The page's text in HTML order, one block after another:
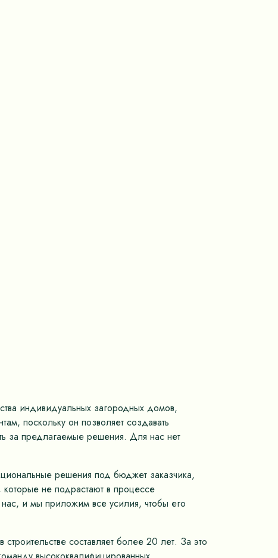
индивидуальных загородных домов,
поскольку он позволяет создавать
за предлагаемые решения. Для нас нет
решения под бюджет заказчика,
не подрастают в процессе
и мы приложим все усилия, чтобы его
составляет более 20 лет. За это